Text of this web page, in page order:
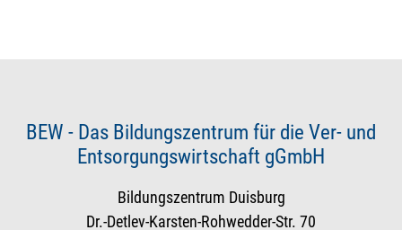
BEW - Das Bildungszentrum für die Ver- und
Entsorgungswirtschaft gGmbH
Bildungszentrum Duisburg
Dr.-Detlev-Karsten-Rohwedder-Str. 70